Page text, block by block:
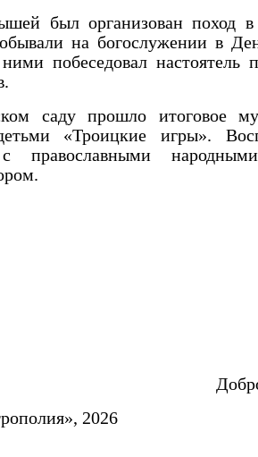
был организован поход в
на богослужении в
побеседовал настоятель
саду прошло итоговое
«Троицкие игры».
с православными
2026